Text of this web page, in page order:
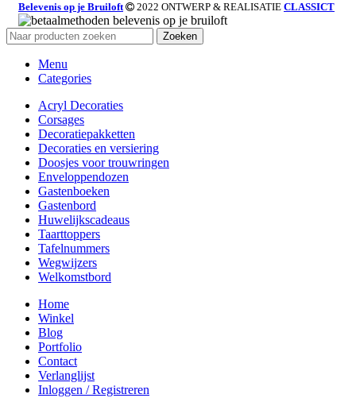
Belevenis op je Bruiloft 2022 ONTWERP & REALISATIE CLASSICT
Zoeken
Menu
Categories
Acryl Decoraties
Corsages
Decoratiepakketten
Decoraties en versiering
Doosjes voor trouwringen
Enveloppendozen
Gastenboeken
Gastenbord
Huwelijkscadeaus
Taarttoppers
Tafelnummers
Wegwijzers
Welkomstbord
Home
Winkel
Blog
Portfolio
Contact
Verlanglijst
Inloggen / Registreren